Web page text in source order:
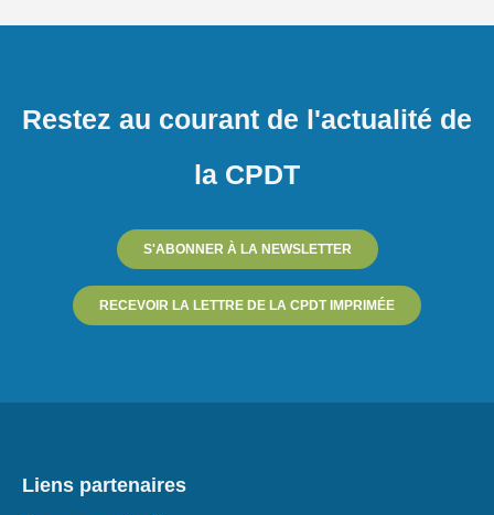
Restez au courant de l'actualité de
la CPDT
S'ABONNER À LA NEWSLETTER
RECEVOIR LA LETTRE DE LA CPDT IMPRIMÉE
Liens partenaires